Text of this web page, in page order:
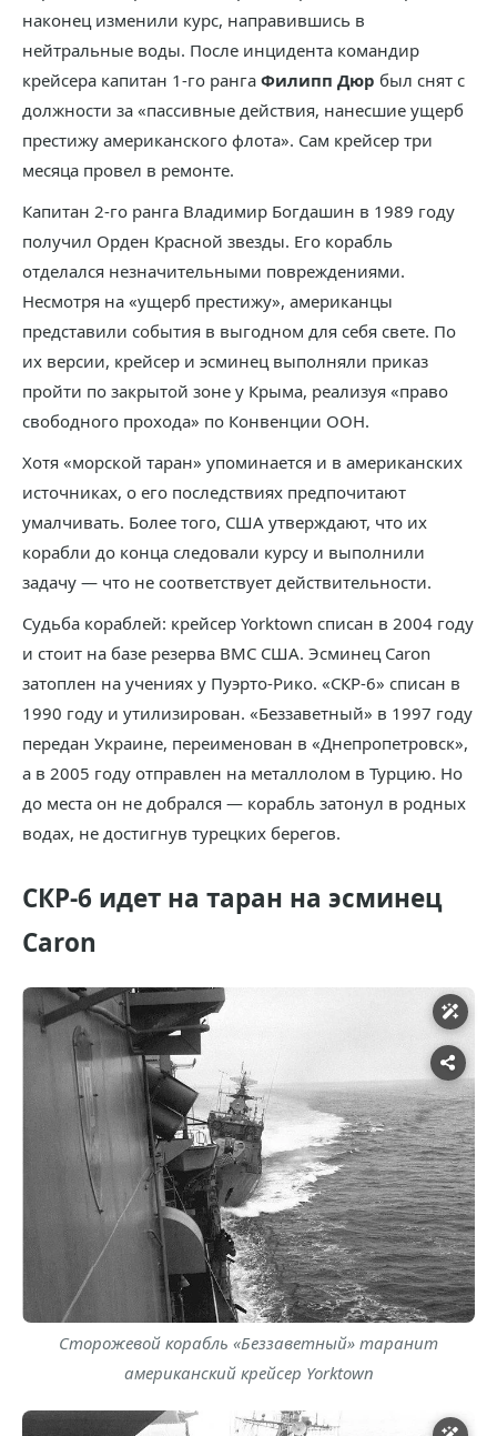
наконец изменили курс, направившись в
нейтральные воды. После инцидента командир
крейсера капитан 1-го ранга Филипп Дюр был снят с
должности за «пассивные действия, нанесшие ущерб
престижу американского флота». Сам крейсер три
месяца провел в ремонте.
Капитан 2-го ранга Владимир Богдашин в 1989 году
получил Орден Красной звезды. Его корабль
отделался незначительными повреждениями.
Несмотря на «ущерб престижу», американцы
представили события в выгодном для себя свете. По
их версии, крейсер и эсминец выполняли приказ
пройти по закрытой зоне у Крыма, реализуя «право
свободного прохода» по Конвенции ООН.
Хотя «морской таран» упоминается и в американских
источниках, о его последствиях предпочитают
умалчивать. Более того, США утверждают, что их
корабли до конца следовали курсу и выполнили
задачу — что не соответствует действительности.
Судьба кораблей: крейсер Yorktown списан в 2004 году
и стоит на базе резерва ВМС США. Эсминец Caron
затоплен на учениях у Пуэрто-Рико. «СКР-6» списан в
1990 году и утилизирован. «Беззаветный» в 1997 году
передан Украине, переименован в «Днепропетровск»,
а в 2005 году отправлен на металлолом в Турцию. Но
до места он не добрался — корабль затонул в родных
водах, не достигнув турецких берегов.
СКР-6 идет на таран на эсминец
Caron
Сторожевой корабль «Беззаветный» таранит
американский крейсер Yorktown